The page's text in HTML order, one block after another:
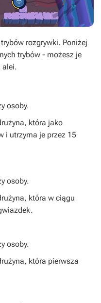
rozgrywki. Poniżej
trybów - możesz je
alei.
osoby.
która jako
i utrzyma je przez 15
osoby.
która w ciągu
osoby.
która pierwsza